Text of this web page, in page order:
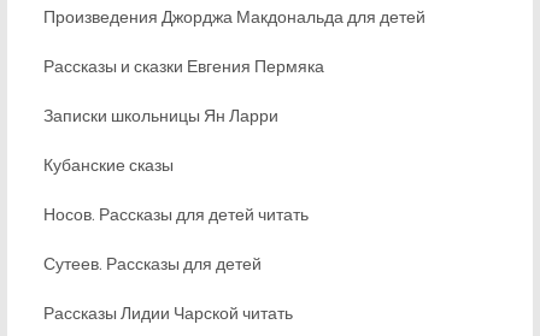
Произведения Джорджа Макдональда для детей
Рассказы и сказки Евгения Пермяка
Записки школьницы Ян Ларри
Кубанские сказы
Носов. Рассказы для детей читать
Сутеев. Рассказы для детей
Рассказы Лидии Чарской читать